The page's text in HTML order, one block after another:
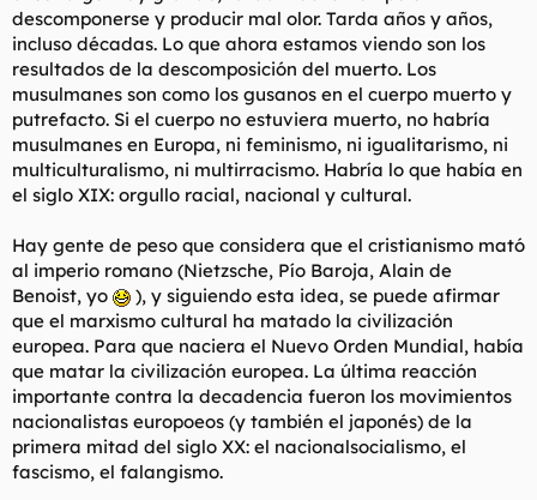
descomponerse y producir mal olor. Tarda años y años,
incluso décadas. Lo que ahora estamos viendo son los
resultados de la descomposición del muerto. Los
musulmanes son como los gusanos en el cuerpo muerto y
putrefacto. Si el cuerpo no estuviera muerto, no habría
musulmanes en Europa, ni feminismo, ni igualitarismo, ni
multiculturalismo, ni multirracismo. Habría lo que había en
el siglo XIX: orgullo racial, nacional y cultural.
Hay gente de peso que considera que el cristianismo mató
al imperio romano (Nietzsche, Pío Baroja, Alain de
Benoist, yo
), y siguiendo esta idea, se puede afirmar
que el marxismo cultural ha matado la civilización
europea. Para que naciera el Nuevo Orden Mundial, había
que matar la civilización europea. La última reacción
importante contra la decadencia fueron los movimientos
nacionalistas europoeos (y también el japonés) de la
primera mitad del siglo XX: el nacionalsocialismo, el
fascismo, el falangismo.